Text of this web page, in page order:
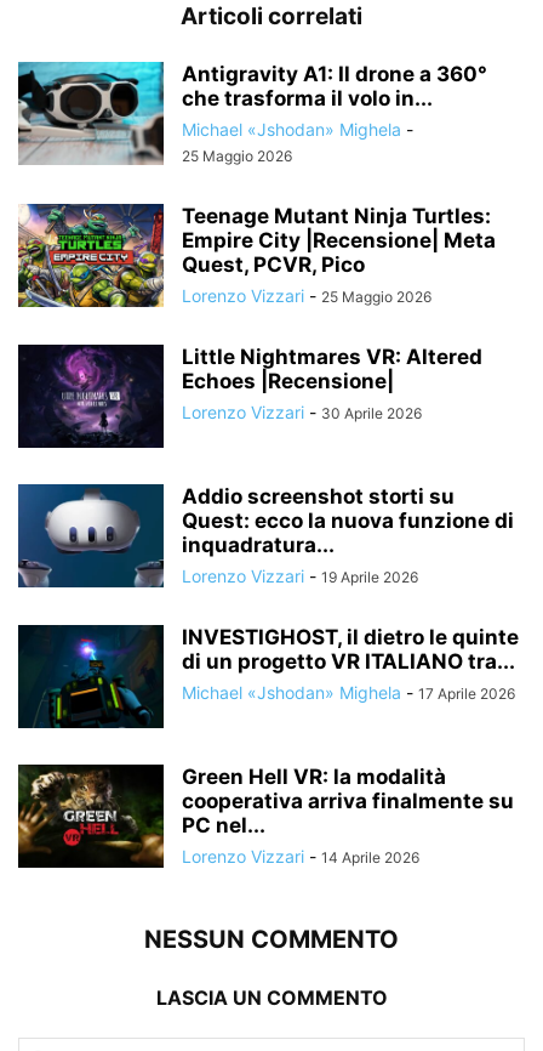
Articoli correlati
Antigravity A1: Il drone a 360°
che trasforma il volo in...
Michael «Jshodan» Mighela -
25 Maggio 2026
Teenage Mutant Ninja Turtles:
Empire City |Recensione| Meta
Quest, PCVR, Pico
Lorenzo Vizzari - 25 Maggio 2026
Little Nightmares VR: Altered
Echoes |Recensione|
Lorenzo Vizzari - 30 Aprile 2026
Addio screenshot storti su
Quest: ecco la nuova funzione di
inquadratura...
Lorenzo Vizzari - 19 Aprile 2026
INVESTIGHOST, il dietro le quinte
di un progetto VR ITALIANO tra...
Michael «Jshodan» Mighela - 17 Aprile 2026
Green Hell VR: la modalità
cooperativa arriva finalmente su
PC nel...
Lorenzo Vizzari - 14 Aprile 2026
NESSUN COMMENTO
LASCIA UN COMMENTO